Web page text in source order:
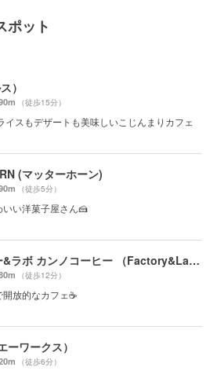
ポット
）
（徒歩15分）
イスもデザートも美味しいこじんまりカフェ
(マッターホーン)
（徒歩5分）
いい洋菓子屋さん🍰
ファクトリー&ラボ カンノコーヒー （Factory&Labo 神乃珈琲）
（徒歩12分）
放的なカフェ☕️
ーワークス）
（徒歩6分）